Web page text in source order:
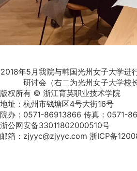
2018年5月我院与韩国光州女子大学进
研讨会（右二为光州女子大学校
版权所有 © 浙江育英职业技术学院
地址：杭州市钱塘区4号大街16号
院办：0571-86913866 传真：0571-
浙公网安备33011802000510号
邮箱：zjyyc@zjyyc.com 浙ICP备